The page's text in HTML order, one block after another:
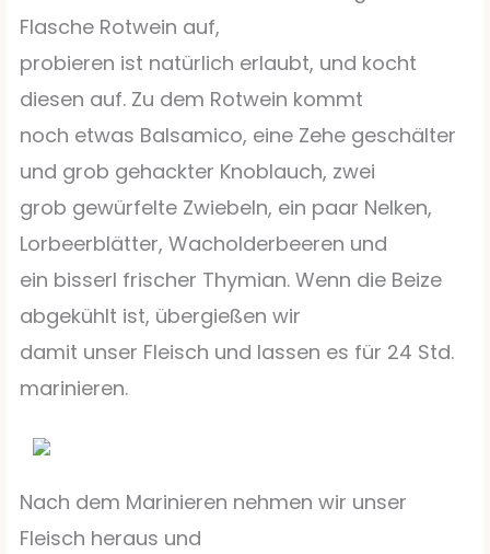
Flasche Rotwein auf,
probieren ist natürlich erlaubt, und kocht
diesen auf. Zu dem Rotwein kommt
noch etwas Balsamico, eine Zehe geschälter
und grob gehackter Knoblauch, zwei
grob gewürfelte Zwiebeln, ein paar Nelken,
Lorbeerblätter, Wacholderbeeren und
ein bisserl frischer Thymian. Wenn die Beize
abgekühlt ist, übergießen wir
damit unser Fleisch und lassen es für 24 Std.
marinieren.
Nach dem Marinieren nehmen wir unser
Fleisch heraus und